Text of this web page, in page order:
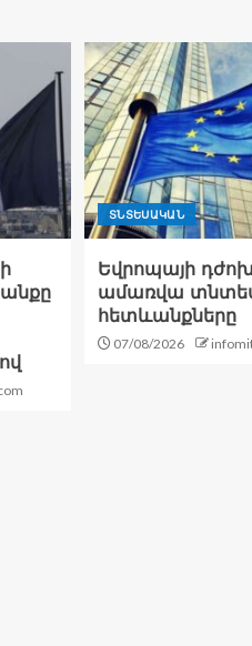
ՏՆՏԵՍԱԿԱՆ
Եվրոպայի
ամառվա
հետևանքները
07/08/2026